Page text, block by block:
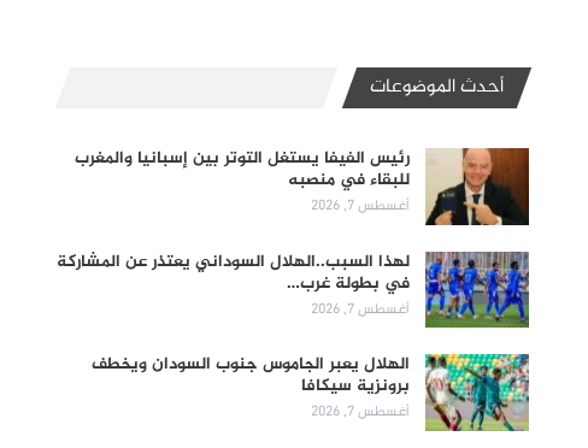
أحدث الموضوعات
رئيس الفيفا يستغل التوتر بين إسبانيا والمغرب
للبقاء في منصبه
أغسطس 7, 2026
لهذا السبب..الهلال السوداني يعتذر عن المشاركة
في بطولة غرب…
أغسطس 7, 2026
الهلال يعبر الجاموس جنوب السودان ويخطف
برونزية سيكافا
أغسطس 7, 2026